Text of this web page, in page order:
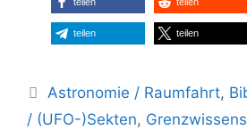
teilen teilen
Kategorien
Astronomie / Raumfahrt,
/ (UFO-)Sekten,